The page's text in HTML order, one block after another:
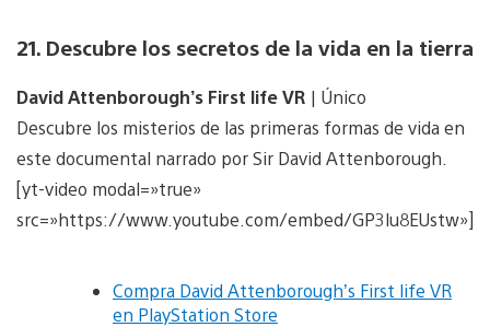
21. Descubre los secretos de la vida en la tierra
David Attenborough’s First life VR | Único
Descubre los misterios de las primeras formas de vida en
este documental narrado por Sir David Attenborough.
[yt-video modal=»true»
src=»https://www.youtube.com/embed/GP3lu8EUstw»]
Compra David Attenborough’s First life VR
en PlayStation Store